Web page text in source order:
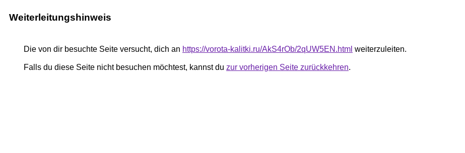
Weiterleitungshinweis
Die von dir besuchte Seite versucht, dich an https://vorota-kalitki.ru/AkS4rOb/2qUW5EN.html weiterzuleiten.
Falls du diese Seite nicht besuchen möchtest, kannst du zur vorherigen Seite zurückkehren.